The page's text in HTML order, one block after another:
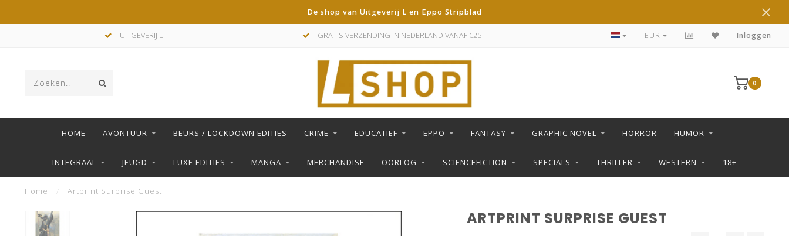
De shop van Uitgeverij L en Eppo Stripblad
UITGEVERIJ L GRATIS VERZENDING IN NEDERLAND VANAF €25 DE LEUKSTE STRIPS KOOP JE IN DE L SHOP
EUR Inloggen
0
HOME AVONTUUR BEURS / LOCKDOWN EDITIES CRIME EDUCATIEF EPPO FANTASY GRAPHIC NOVEL HORROR HUMOR
INTEGRAAL JEUGD LUXE EDITIES MANGA MERCHANDISE OORLOG SCIENCEFICTION SPECIALS THRILLER WESTERN 18+
Home Artprint Surprise Guest
ARTPRINT SURPRISE GUEST